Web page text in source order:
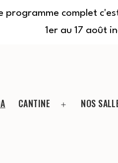
programme complet
1er au 17 août
CANTINE NOS